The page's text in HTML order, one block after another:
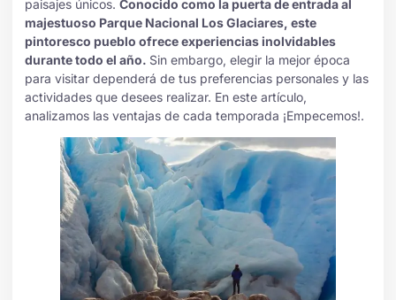
paisajes únicos. Conocido como la puerta de entrada al
majestuoso Parque Nacional Los Glaciares, este
pintoresco pueblo ofrece experiencias inolvidables
durante todo el año. Sin embargo, elegir la mejor época
para visitar dependerá de tus preferencias personales y las
actividades que desees realizar. En este artículo,
analizamos las ventajas de cada temporada ¡Empecemos!.